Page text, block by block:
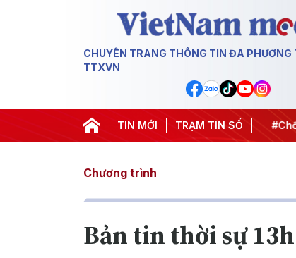
CHUYÊN TRANG THÔNG TIN ĐA PHƯƠNG
TTXVN
TIN MỚI TRẠM TIN SỐ
thành hành động #Chiến dịch 500 ngày đêm
Chương trình
Bản tin thời sự